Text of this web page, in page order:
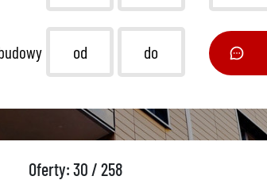
Oferty: 30 / 258